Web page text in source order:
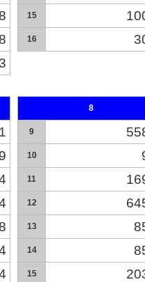
15
16
8
9
10
11
12
13
14
15